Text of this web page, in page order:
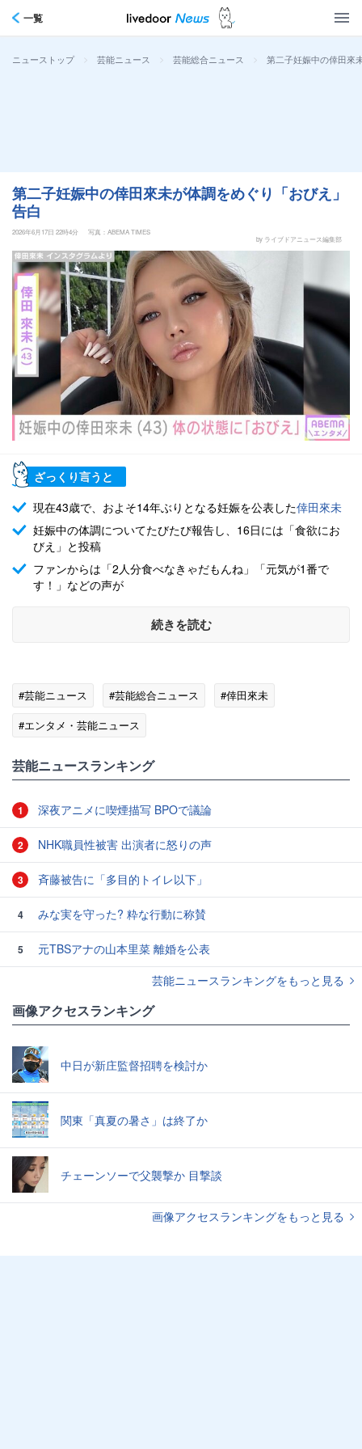
一覧
ニューストップ > 芸能ニュース > 芸能総合ニュース > 第二子妊娠中の倖田來
第二子妊娠中の倖田來未が体調をめぐり「おびえ」
告白
2026年6月17日 22時4分
写真：ABEMA TIMES
by ライブドアニュース編集部
ざっくり言うと
現在43歳で、およそ14年ぶりとなる妊娠を公表した倖田來未
妊娠中の体調についてたびたび報告し、16日には「食欲にお
びえ」と投稿
ファンからは「2人分食べなきゃだもんね」「元気が1番で
す！」などの声が
続きを読む
#芸能ニュース #芸能総合ニュース
#倖田來未
#エンタメ・芸能ニュース
芸能ニュースランキング
1 深夜アニメに喫煙描写 BPOで議論
2 NHK職員性被害 出演者に怒りの声
3 斉藤被告に「多目的トイレ以下」
4 みな実を守った? 粋な行動に称賛
5
元TBSアナの山本里菜 離婚を公表
芸能ニュースランキングをもっと見る
画像アクセスランキング
中日が新庄監督招聘を検討か
関東「真夏の暑さ」は終了か
チェーンソーで父襲撃か 目撃談
画像アクセスランキングをもっと見る